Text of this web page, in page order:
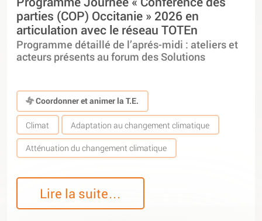
parties (COP) Occitanie » 2026 en
articulation avec le réseau TOTEn
Programme détaillé de l’aprés-midi : ateliers et
acteurs présents au forum des Solutions
Coordonner et animer la T.E.
Climat Adaptation au changement climatique
Atténuation du changement climatique
Lire la suite…